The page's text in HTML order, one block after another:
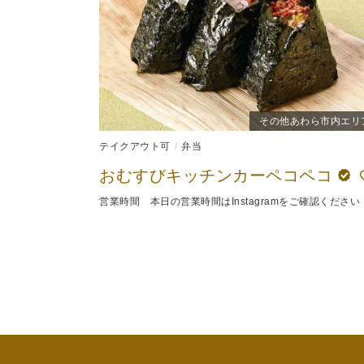
その他あわら市内エリ
テイクアウト可 弁当
おむすびキッチンカーペコペコ
営業時間 本日の営業時間はInstagramをご確認ください